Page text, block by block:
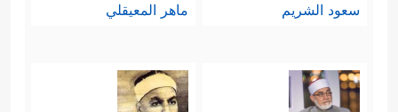
سعود الشريم ماهر المعيقلي